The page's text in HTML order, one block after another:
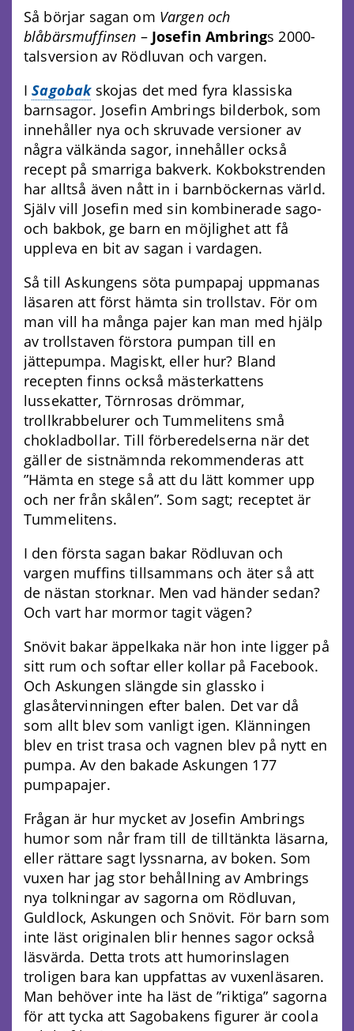
Så börjar sagan om Vargen och
blåbärsmuffinsen – Josefin Ambrings 2000-
talsversion av Rödluvan och vargen.
ISagobakskojas det med fyra klassiska
barnsagor. Josefin Ambrings bilderbok, som
innehåller nya och skruvade versioner av
några välkända sagor, innehåller också
recept på smarriga bakverk. Kokbokstrenden
har alltså även nått in i barnböckernas värld.
Själv vill Josefin med sin kombinerade sago-
och bakbok, ge barn en möjlighet att få
uppleva en bit av sagan i vardagen.
Så till Askungens söta pumpapaj uppmanas
läsaren att först hämta sin trollstav. För om
man vill ha många pajer kan man med hjälp
av trollstaven förstora pumpan till en
jättepumpa. Magiskt, eller hur? Bland
recepten finns också mästerkattens
lussekatter, Törnrosas drömmar,
trollkrabbelurer och Tummelitens små
chokladbollar. Till förberedelserna när det
gäller de sistnämnda rekommenderas att
”Hämta en stege så att du lätt kommer upp
och ner från skålen”. Som sagt; receptet är
Tummelitens.
I den första sagan bakar Rödluvan och
vargen muffins tillsammans och äter så att
de nästan storknar. Men vad händer sedan?
Och vart har mormor tagit vägen?
Snövit bakar äppelkaka när hon inte ligger på
sitt rum och softar eller kollar på Facebook.
Och Askungen slängde sin glassko i
glasåtervinningen efter balen. Det var då
som allt blev som vanligt igen. Klänningen
blev en trist trasa och vagnen blev på nytt en
pumpa. Av den bakade Askungen 177
pumpapajer.
Frågan är hur mycket av Josefin Ambrings
humor som når fram till de tilltänkta läsarna,
eller rättare sagt lyssnarna, av boken. Som
vuxen har jag stor behållning av Ambrings
nya tolkningar av sagorna om Rödluvan,
Guldlock, Askungen och Snövit. För barn som
inte läst originalen blir hennes sagor också
läsvärda. Detta trots att humorinslagen
troligen bara kan uppfattas av vuxenläsaren.
Man behöver inte ha läst de ”riktiga” sagorna
för att tycka att Sagobakens figurer är coola